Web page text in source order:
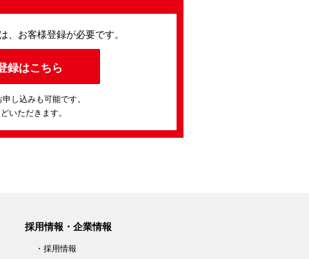
、お客様登録が必要です。
録はこちら
し込みも可能です。
いただきます。
採用情報・企業情報
・採用情報